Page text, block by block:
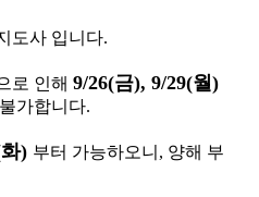
도사 입니다.
로 인해 9/26(금), 9/29(월)
가합니다.
) 부터 가능하오니, 양해 부